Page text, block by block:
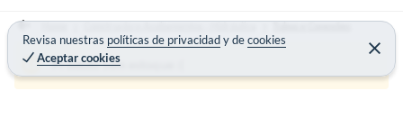
h
B
r
a
o
Revisa nuestras políticas de privacidadydecookies
Aceptar cookies
Home Construção e Acabamentos - Hidráulica Tubos e Conexões
Produto sem estoque :(